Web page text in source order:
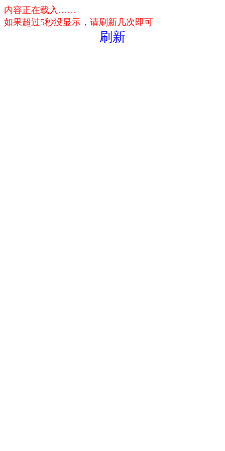
内容正在载入……
如果超过5秒没显示，请刷新几次即可
刷新